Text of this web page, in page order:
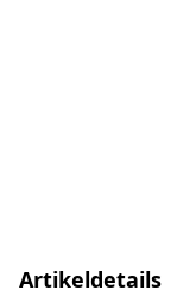
Artikeldetails